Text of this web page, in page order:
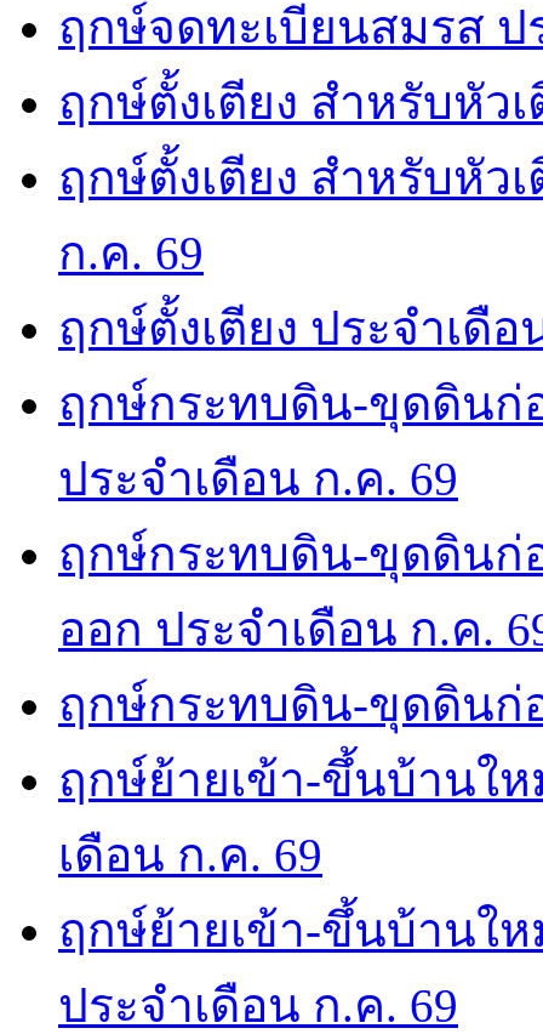
ฤกษ์จดทะเบียนสมรส ป
ฤกษ์ตั้งเตียง สำหรับหัว
ฤกษ์ตั้งเตียง สำหรับหัว
ก.ค. 69
ฤกษ์ตั้งเตียง ประจำเดือ
ฤกษ์กระทบดิน-ขุดดินก่
ประจำเดือน ก.ค. 69
ฤกษ์กระทบดิน-ขุดดินก่
ออก ประจำเดือน ก.ค.
ฤกษ์กระทบดิน-ขุดดินก่
ฤกษ์ย้ายเข้า-ขึ้นบ้านใ
เดือน ก.ค. 69
ฤกษ์ย้ายเข้า-ขึ้นบ้านใ
ประจำเดือน ก.ค. 69